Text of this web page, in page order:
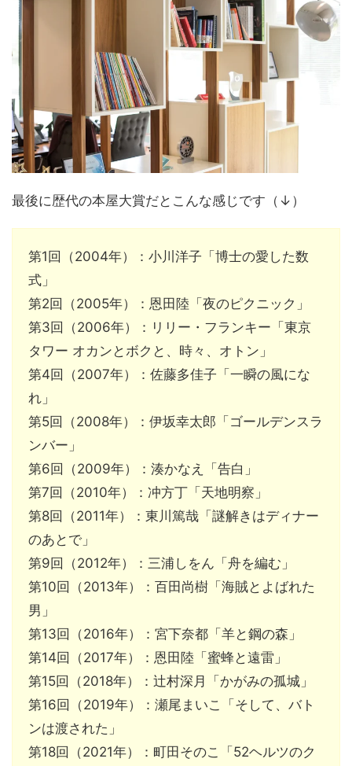
最後に歴代の本屋大賞だとこんな感じです（↓）
第1回（2004年）：小川洋子「博士の愛した数
式」
第2回（2005年）：恩田陸「夜のピクニック」
第3回（2006年）：リリー・フランキー「東京
タワー オカンとボクと、時々、オトン」
第4回（2007年）：佐藤多佳子「一瞬の風にな
れ」
第5回（2008年）：伊坂幸太郎「ゴールデンスラ
ンバー」
第6回（2009年）：湊かなえ「告白」
第7回（2010年）：冲方丁「天地明察」
第8回（2011年）：東川篤哉「謎解きはディナー
のあとで」
第9回（2012年）：三浦しをん「舟を編む」
第10回（2013年）：百田尚樹「海賊とよばれた
男」
第13回（2016年）：宮下奈都「羊と鋼の森」
第14回（2017年）：恩田陸「蜜蜂と遠雷」
第15回（2018年）：辻村深月「かがみの孤城」
第16回（2019年）：瀬尾まいこ「そして、バト
ンは渡された」
第18回（2021年）：町田そのこ「52ヘルツのク